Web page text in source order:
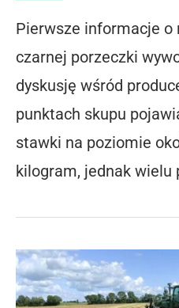
Pierwsze informacje o
czarnej porzeczki
dyskusję wśród
punktach skupu
stawki na poziomie
kilogram, jednak wielu